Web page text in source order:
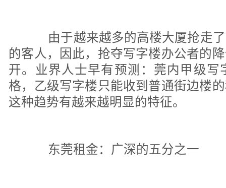
由于越来越多的高楼大厦抢走了
的客人，因此，抢夺写字楼办公者的
开。业界人士早有预测：莞内甲级写
格，乙级写字楼只能收到普通街边楼
这种趋势有越来越明显的特征。
东莞租金：广深的五分之一